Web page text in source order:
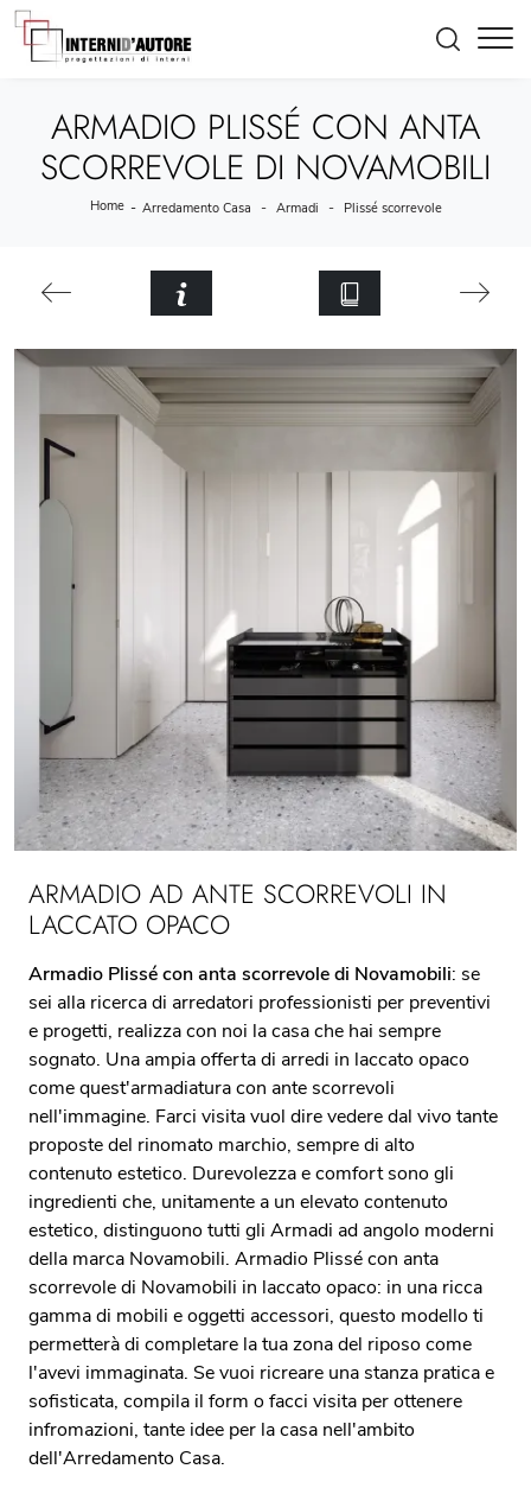
ARMADIO PLISSÉ CON ANTA
SCORREVOLE DI NOVAMOBILI
Home - Arredamento Casa - Armadi - Plissé scorrevole
ARMADIO AD ANTE SCORREVOLI IN
LACCATO OPACO
Armadio Plissé con anta scorrevole di Novamobili: se
sei alla ricerca di arredatori professionisti per preventivi
e progetti, realizza con noi la casa che hai sempre
sognato. Una ampia offerta di arredi in laccato opaco
come quest'armadiatura con ante scorrevoli
nell'immagine. Farci visita vuol dire vedere dal vivo tante
proposte del rinomato marchio, sempre di alto
contenuto estetico. Durevolezza e comfort sono gli
ingredienti che, unitamente a un elevato contenuto
estetico, distinguono tutti gli Armadi ad angolo moderni
della marca Novamobili. Armadio Plissé con anta
scorrevole di Novamobili in laccato opaco: in una ricca
gamma di mobili e oggetti accessori, questo modello ti
permetterà di completare la tua zona del riposo come
l'avevi immaginata. Se vuoi ricreare una stanza pratica e
sofisticata, compila il form o facci visita per ottenere
infromazioni, tante idee per la casa nell'ambito
dell'Arredamento Casa.